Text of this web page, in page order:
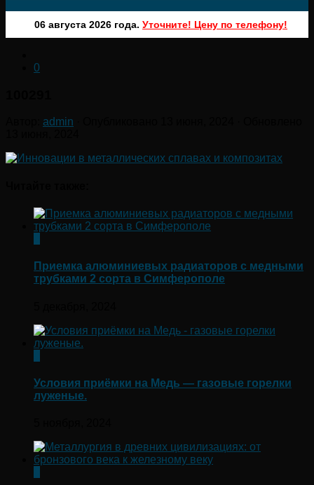
06 августа 2026 года. Уточните! Цену по телефону!
0
admin
Приемка алюминиевых радиаторов с медными
трубками 2 сорта в Симферополе
Условия приёмки на Медь — газовые горелки
луженые.